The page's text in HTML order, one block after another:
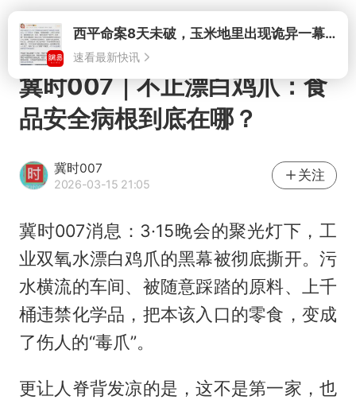
打开西平命案8天未破，玉米地里出现诡异一幕，我突然想起了欧金中
速看最新快讯
冀时007｜不止漂白鸡爪：食
品安全病根到底在哪？
冀时007
2026-03-15 21:05
关注
冀时007消息：3·15晚会的聚光灯下，工
业双氧水漂白鸡爪的黑幕被彻底撕开。污
水横流的车间、被随意踩踏的原料、上千
桶违禁化学品，把本该入口的零食，变成
了伤人的“毒爪”。
更让人脊背发凉的是，这不是第一家，也